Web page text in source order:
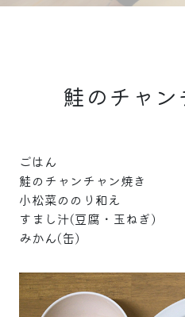
鮭のチャ
ごはん
鮭のチャンチャン焼き
小松菜ののり和え
すまし汁(豆腐・玉ねぎ)
みかん(缶)